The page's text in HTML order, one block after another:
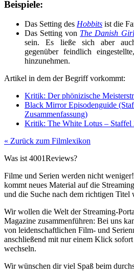
Beispiele:
Das Setting des Hobbits ist die
Das Setting von The Danish Girl
sein. Es ließe sich aber
gegenüber feindlich
hinzunehmen.
Artikel in dem der Begriff vorkommt:
Kritik: Der phönizische
Black Mirror Episodenguide
Zusammenfassung)
Kritik: The White Lotus – Staffel
« Zurück zum Filmlexikon
Was ist 4001Reviews?
Filme und Serien werden nicht
kommt neues Material auf die
und die Suche nach dem richtigen Titel
Wir wollen die Welt der Streaming-
Magazine zusammenführen: Bei uns
von leidenschaftlichen Film- und
anschließend mit nur einem Klick
wechseln.
Wir wünschen dir viel Spaß beim